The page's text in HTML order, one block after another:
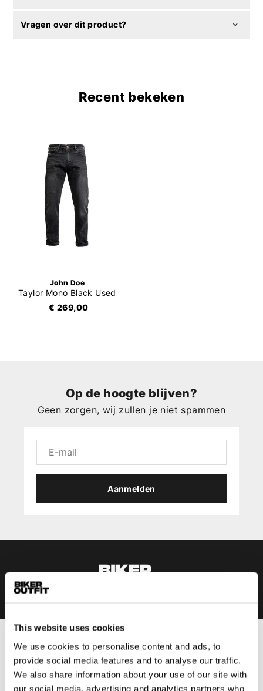
This website uses cookies
We use cookies to personalise content and ads, to
provide social media features and to analyse our traffic.
We also share information about your use of our site with
our social media, advertising and analytics partners who
Vragen over dit product?
Recent bekeken
John Doe
Taylor Mono Black Used
€ 269,00
Op de hoogte blijven?
Geen zorgen, wij zullen je niet spammen
Aanmelden
Heren
Motorkleding heren
Motorjas heren